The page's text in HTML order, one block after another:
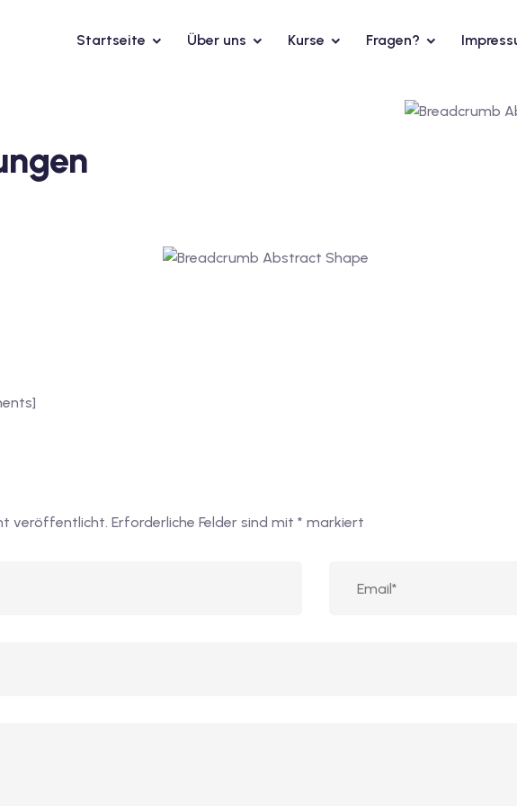
Startseite Über uns Kurse Fragen?
veröffentlicht. Erforderliche Felder sind mit * markiert